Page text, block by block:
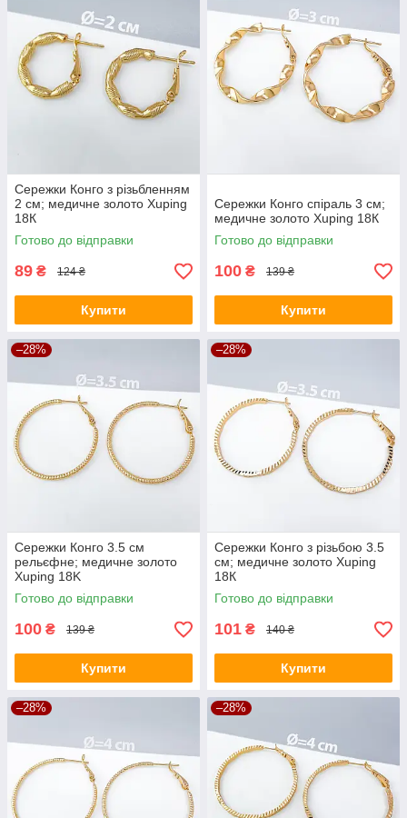
Сережки Конго з різьбленням
2 см; медичне золото Xuping
18К
Готово до відправки
89 ₴ 124 ₴
Купити
Сережки Конго спіраль 3 см;
медичне золото Xuping 18К
Готово до відправки
100 ₴ 139 ₴
Купити
–28%
Сережки Конго 3.5 см
рельєфне; медичне золото
Xuping 18K
Готово до відправки
100 ₴ 139 ₴
Купити
–28%
Сережки Конго з різьбою 3.5
см; медичне золото Xuping
18К
Готово до відправки
101 ₴ 140 ₴
Купити
–28% –28%